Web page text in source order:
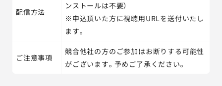
配信方法
ンストールは不要）
※申込頂いた方に視聴用URLを送付いたし
ます。
ご注意事項
競合他社の方のご参加はお断りする可能性
がございます。予めご了承ください。